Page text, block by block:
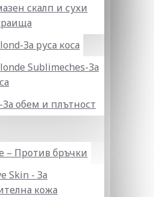
скалп и сухи
За руса коса
Sublіmeches-За
обем и плътност
– Против бръчки
Skin - За
кожа